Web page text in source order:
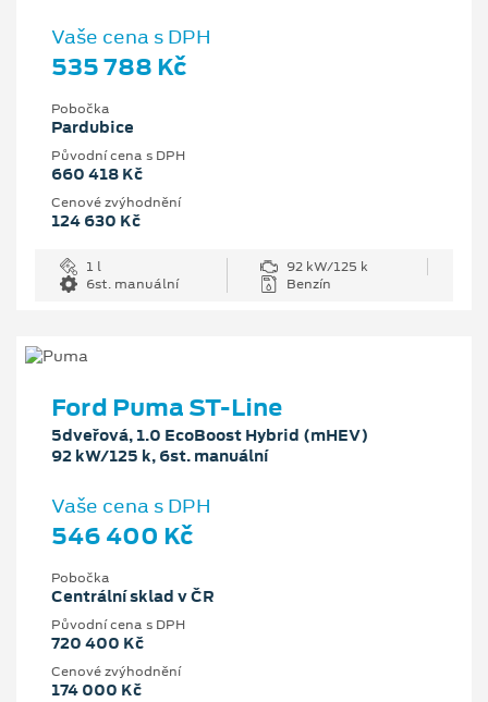
Vaše cena s DPH
535 788 Kč
Pobočka
Pardubice
Původní cena s DPH
660 418 Kč
Cenové zvýhodnění
124 630 Kč
1 l
92 kW/125 k
6st. manuální
Benzín
Ford Puma ST-Line
5dveřová, 1.0 EcoBoost Hybrid (mHEV)
92 kW/125 k, 6st. manuální
Vaše cena s DPH
546 400 Kč
Pobočka
Centrální sklad v ČR
Původní cena s DPH
720 400 Kč
Cenové zvýhodnění
174 000 Kč